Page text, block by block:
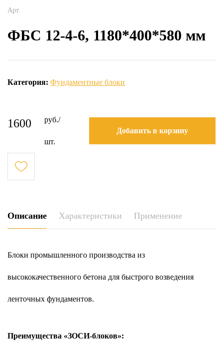
Арт.
ФБС 12-4-6, 1180*400*580 мм
Категория: Фундаментные блоки
1600 руб./
шт.
Добавить в корзину
Описание Характеристики Применение
Блоки промышленного производства из
высококачественного бетона для быстрого возведения
ленточных фундаментов.
Преимущества «ЗОСИ-блоков»: